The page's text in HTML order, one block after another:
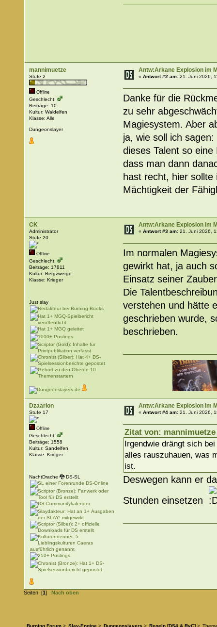
mannimuetze
Stufe 2
Offline
Geschlecht:
Beiträge: 10
Kultur: Waldelfen
Klasse: Alle
Dungeonslayer
Antw:Arkane Explosion im
«Antwort #2 am: 21. Juni 2026,
Danke für die
zu sehr
Magiesystem. Aber
ja, wie soll ich
dieses Talent so
dass man dann
hast recht, hier
Mächtigkeit der
CK
Administrator
Stufe 20
Offline
Geschlecht:
Beiträge: 17811
Kultur: Bergzwerge
Klasse: Krieger
Just slay
Antw:Arkane Explosion im
«Antwort #3 am: 21. Juni 2026,
Im normalen
gewirkt hat, ja auch
Einsatz seiner
Die
verstehen und hätte
geschrieben wurde,
beschrieben.
Dzaarion
Stufe 17
Offline
Geschlecht:
Beiträge: 1558
Kultur: Sandelfen
Klasse: Krieger
NachtDrache 🐉 DS-SL
Antw:Arkane Explosion im
«Antwort #4 am: 21. Juni 2026,
Zitat von: mannimuetze
Irgendwie drängt sich
alles rauszuhauen, was
ist.
Deswegen kann er
Stunden einsetzen
Seiten: [1] Nach oben
Burning Forum > Slay-Engine> Dungeonslayers > Regeln [DS4 & RvC]>